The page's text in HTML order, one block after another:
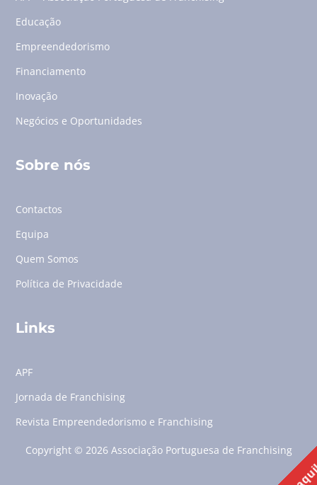
Educação
Empreendedorismo
Financiamento
Inovação
Negócios e Oportunidades
Sobre nós
Contactos
Equipa
Quem Somos
Política de Privacidade
Links
APF
Jornada de Franchising
Revista Empreendedorismo e Franchising
Copyright © 2026 Associação Portuguesa de Franchising